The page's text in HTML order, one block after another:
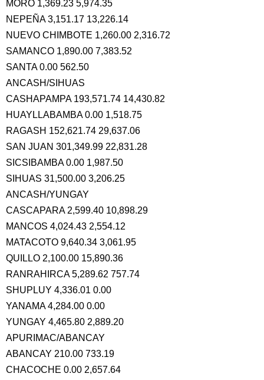
MORO 1,369.23 5,974.35
NEPEÑA 3,151.17 13,226.14
NUEVO CHIMBOTE 1,260.00 2,316.72
SAMANCO 1,890.00 7,383.52
SANTA 0.00 562.50
ANCASH/SIHUAS
CASHAPAMPA 193,571.74 14,430.82
HUAYLLABAMBA 0.00 1,518.75
RAGASH 152,621.74 29,637.06
SAN JUAN 301,349.99 22,831.28
SICSIBAMBA 0.00 1,987.50
SIHUAS 31,500.00 3,206.25
ANCASH/YUNGAY
CASCAPARA 2,599.40 10,898.29
MANCOS 4,024.43 2,554.12
MATACOTO 9,640.34 3,061.95
QUILLO 2,100.00 15,890.36
RANRAHIRCA 5,289.62 757.74
SHUPLUY 4,336.01 0.00
YANAMA 4,284.00 0.00
YUNGAY 4,465.80 2,889.20
APURIMAC/ABANCAY
ABANCAY 210.00 733.19
CHACOCHE 0.00 2,657.64